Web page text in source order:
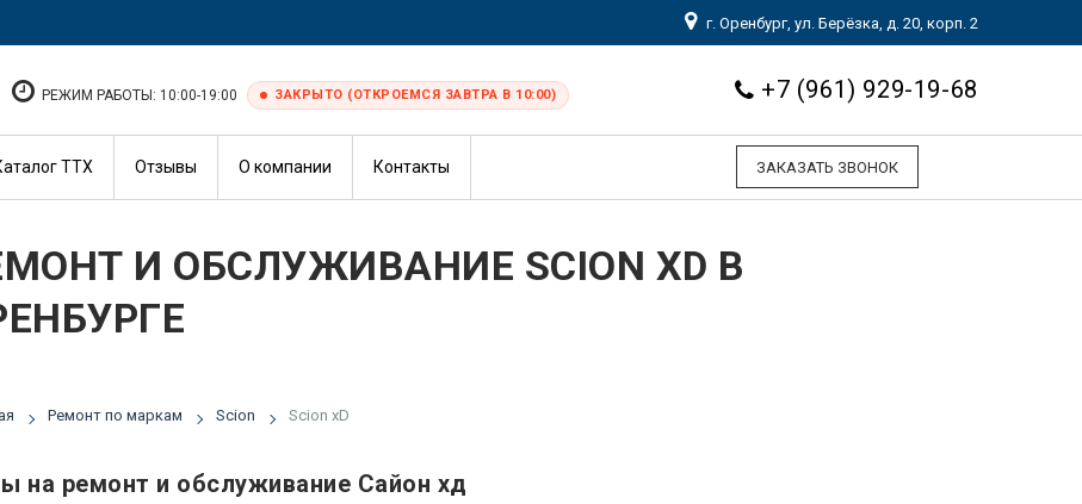
г. Оренбург, ул. Берёзка, д. 20, корп. 2
+7 (961) 929-19-68
РЕЖИМ РАБОТЫ: 10:00-19:00 ЗАКРЫТО (ОТКРОЕМСЯ ЗАВТРА В 10:00)
ЗАКАЗАТЬ ЗВОНОК
ТТХ Отзывы О компании Контакты
И ОБСЛУЖИВАНИЕ SCION XD В
Ремонт по маркам Scion Scion xD
на ремонт и обслуживание Сайон хд